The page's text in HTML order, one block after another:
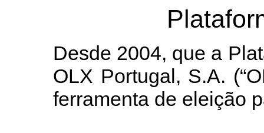
Desde 2004, que a
OLX Portugal, S.A.
ferramenta de eleição